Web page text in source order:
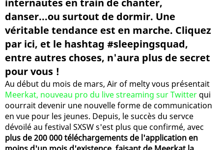
internautes en train de chanter,
danser...ou surtout de dormir. Une
véritable tendance est en marche. Cliquez
par ici, et le hashtag #sleepingsquad,
entre autres choses, n'aura plus de secret
pour vous !
Au début du mois de mars, Air of melty vous présentait
Meerkat, nouveau pro du live streaming sur Twitter qui
oourrait devenir une nouvelle forme de communication
en vue pour les jeunes. Depuis, le succès du servce
dévoilé au festival SXSW s'est plus que confirmé, avec
plus de 200 000 téléchargements de l'application en